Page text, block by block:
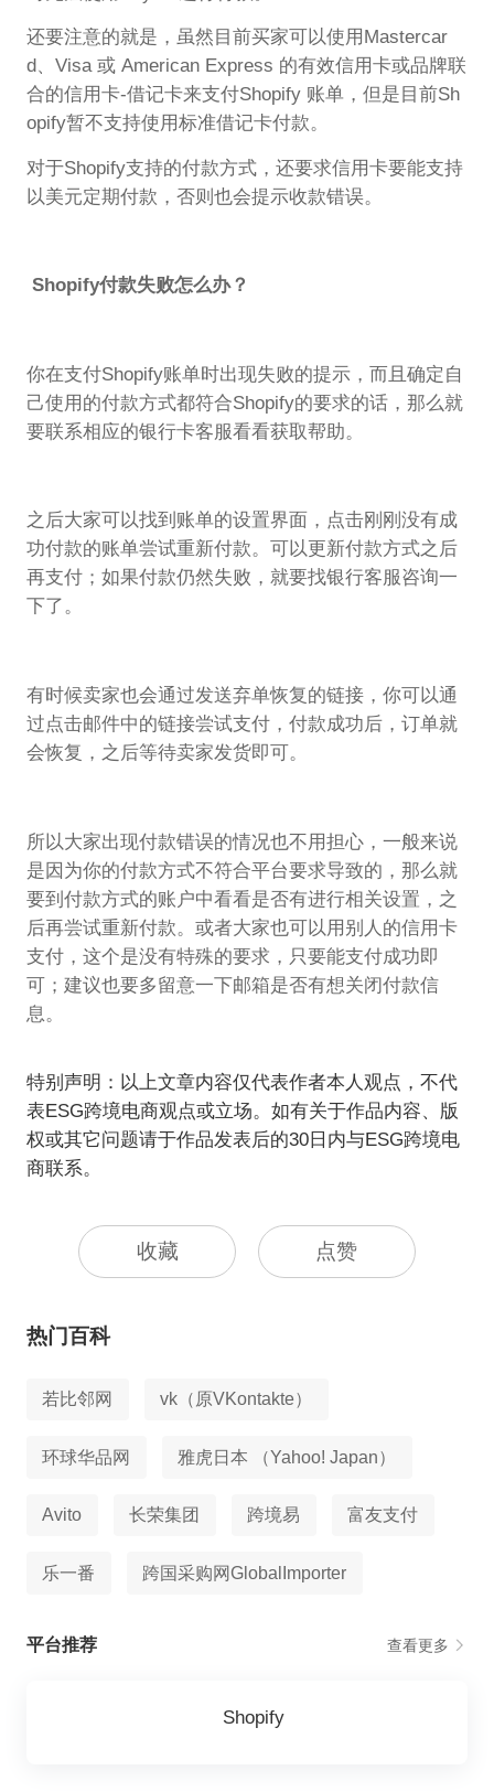
还要注意的就是，虽然目前买家可以使用Mastercar
d、Visa 或 American Express 的有效信用卡或品牌联
合的信用卡-借记卡来支付Shopify 账单，但是目前Sh
opify暂不支持使用标准借记卡付款。
对于Shopify支持的付款方式，还要求信用卡要能支持
以美元定期付款，否则也会提示收款错误。
Shopify付款失败怎么办？
你在支付Shopify账单时出现失败的提示，而且确定自
己使用的付款方式都符合Shopify的要求的话，那么就
要联系相应的银行卡客服看看获取帮助。
之后大家可以找到账单的设置界面，点击刚刚没有成
功付款的账单尝试重新付款。可以更新付款方式之后
再支付；如果付款仍然失败，就要找银行客服咨询一
下了。
有时候卖家也会通过发送弃单恢复的链接，你可以通
过点击邮件中的链接尝试支付，付款成功后，订单就
会恢复，之后等待卖家发货即可。
所以大家出现付款错误的情况也不用担心，一般来说
是因为你的付款方式不符合平台要求导致的，那么就
要到付款方式的账户中看看是否有进行相关设置，之
后再尝试重新付款。或者大家也可以用别人的信用卡
支付，这个是没有特殊的要求，只要能支付成功即
可；建议也要多留意一下邮箱是否有想关闭付款信
息。
特别声明：以上文章内容仅代表作者本人观点，不代
表ESG跨境电商观点或立场。如有关于作品内容、版
权或其它问题请于作品发表后的30日内与ESG跨境电
商联系。
收藏 点赞
热门百科
若比邻网 vk（原VKontakte）
环球华品网 雅虎日本 （Yahoo! Japan）
Avito 长荣集团 跨境易 富友支付
乐一番 跨国采购网GlobalImporter
平台推荐 查看更多
Shopify